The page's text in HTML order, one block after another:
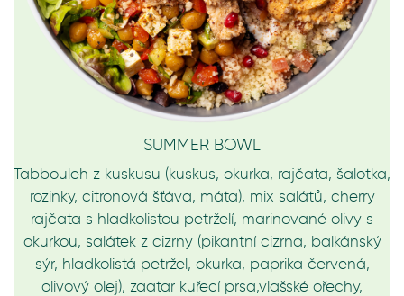
SUMMER BOWL
Tabbouleh z kuskusu (kuskus, okurka, rajčata, šalotka,
rozinky, citronová šťáva, máta), mix salátů, cherry
rajčata s hladkolistou petrželí, marinované olivy s
okurkou, salátek z cizrny (pikantní cizrna, balkánský
sýr, hladkolistá petržel, okurka, paprika červená,
olivový olej), zaatar kuřecí prsa,vlašské ořechy,